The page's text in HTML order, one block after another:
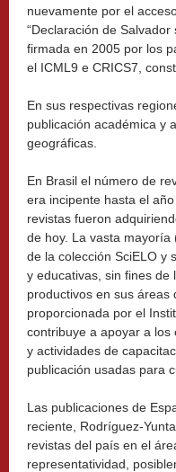
nuevamente por el
“Declaración de
firmada en 2005 por los
el ICML9 e CRICS7,
En sus respectivas
publicación académica y
geográficas.
En Brasil el número de
era incipente hasta el
revistas fueron
de hoy. La vasta mayoría
de la colección SciELO y
y educativas, sin fines de
productivos en sus áreas
proporcionada por el
contribuye a apoyar a
y actividades de
publicación usadas para
Las publicaciones de
reciente, Rodríguez-
revistas del país en el
representatividad,